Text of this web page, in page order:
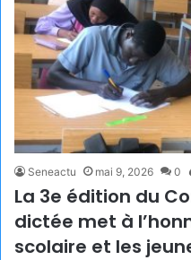
Seneactu mai 9, 2026 0
La 3e édition du
dictée met à
scolaire et les